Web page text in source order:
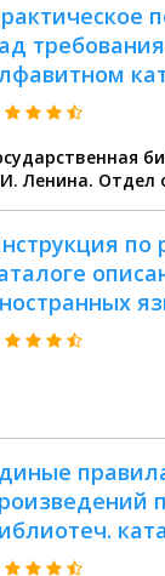
Ленина. Отдел
по